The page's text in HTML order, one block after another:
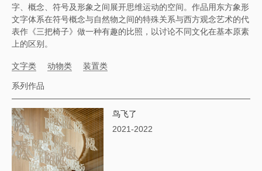
字、概念、符号及形象之间展开思维运动的空间。作品用东方象形
文字体系在符号概念与自然物之间的特殊关系与西方观念艺术的代
表作《三把椅子》做一种有趣的比照，以讨论不同文化在基本原素
上的区别。
文字类 动物类 装置类
系列作品
鸟飞了
2021-2022